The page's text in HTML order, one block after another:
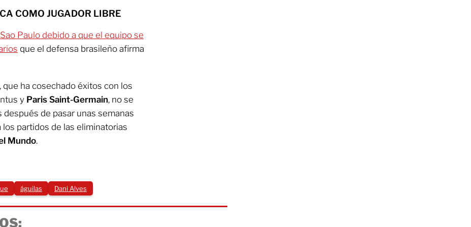
COMO JUGADOR LIBRE
Paulo debido a que el equipo se
que el defensa brasileño afirma
ha cosechado éxitos con los
y Paris Saint-Germain, no se
de pasar unas semanas
partidos de las eliminatorias
Mundo.
águilas Dani Alves